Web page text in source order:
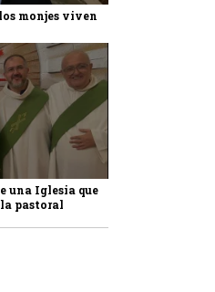
monjes viven
una Iglesia que
pastoral